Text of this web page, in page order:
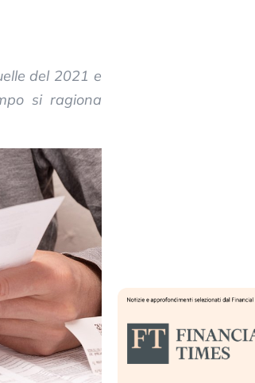
del 2021 e
si ragiona